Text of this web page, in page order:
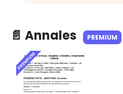
📄 Annales PREMIUM
PREMIUM